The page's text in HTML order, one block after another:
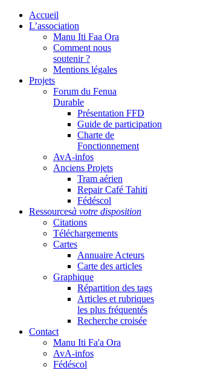
Accueil
L’association
Manu Iti Faa Ora
Comment nous
soutenir ?
Mentions légales
Projets
Forum du Fenua
Durable
Présentation FFD
Guide de participation
Charte de
Fonctionnement
AvA-infos
Anciens Projets
Tram aérien
Repair Café Tahiti
Fédéscol
Ressourcesà votre disposition
Citations
Téléchargements
Cartes
Annuaire Acteurs
Carte des articles
Graphique
Répartition des tags
Articles et rubriques
les plus fréquentés
Recherche croisée
Contact
Manu Iti Fa'a Ora
AvA-infos
Fédéscol